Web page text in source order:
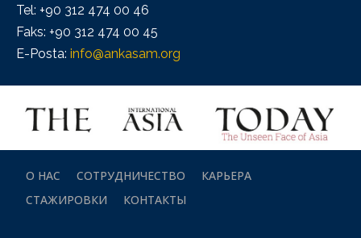
Tel: +90 312 474 00 46
Faks: +90 312 474 00 45
E-Posta: info@ankasam.org
О НАС СОТРУДНИЧЕСТВО
КАРЬЕРА
СТАЖИРОВКИ
КОНТАКТЫ